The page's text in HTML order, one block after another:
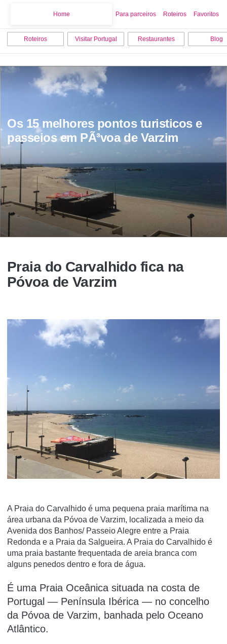
Home Para parceiros Roteiros Favoritos
Roteiros Visitar Portugal Restaurantes Blog
Os 15 melhores pontos turisticos e
passeios em PÃ³voa de Varzim
Praia do Carvalhido fica na
Póvoa de Varzim
A Praia do Carvalhido é uma pequena praia marí­tima na
área urbana da Póvoa de Varzim, localizada a meio da
Avenida dos Banhos/ Passeio Alegre entre a Praia
Redonda e a Praia da Salgueira. A Praia do Carvalhido é
uma praia bastante frequentada de areia branca com
alguns penedos dentro e fora de água.
É uma Praia Oceânica situada na costa de
Portugal — Península Ibérica — no concelho
da Póvoa de Varzim, banhada pelo Oceano
Atlântico.